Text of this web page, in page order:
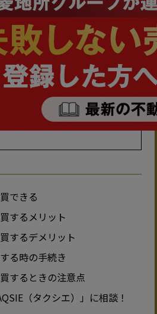
できる
するメリット
するデメリット
る時の手続き
するときの注意点
（タクシエ）」に相談！